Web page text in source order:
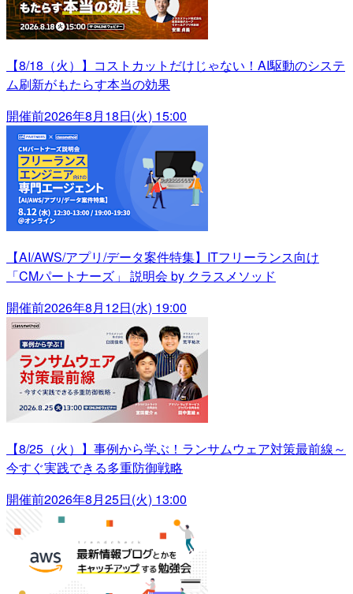
【8/18（火）】コストカットだけじゃない！AI駆動のシステ
ム刷新がもたらす本当の効果
開催前2026年8月18日(火) 15:00
【AI/AWS/アプリ/データ案件特集】ITフリーランス向け
「CMパートナーズ」 説明会 by クラスメソッド
開催前2026年8月12日(水) 19:00
【8/25（火）】事例から学ぶ！ランサムウェア対策最前線～
今すぐ実践できる多重防御戦略
開催前2026年8月25日(火) 13:00